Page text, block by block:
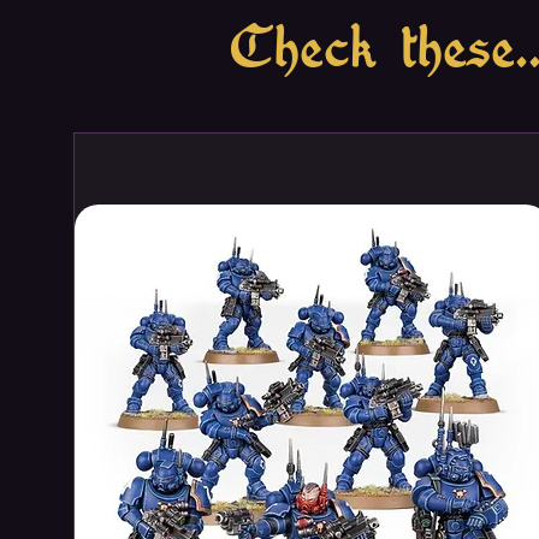
Check